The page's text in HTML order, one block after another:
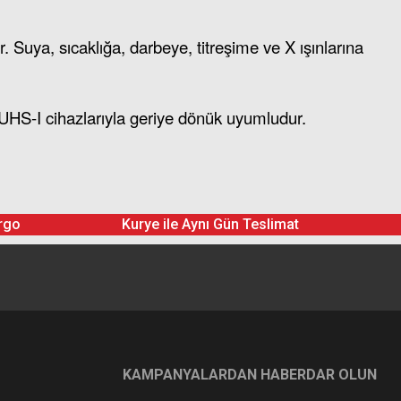
sıcaklığa, darbeye, titreşime ve X ışınlarına
I cihazlarıyla geriye dönük uyumludur.
Video & RAW Fotoğraf Kartı
Kurye ile Aynı Gün Teslimat
KAMPANYALARDAN HABERDAR OLUN